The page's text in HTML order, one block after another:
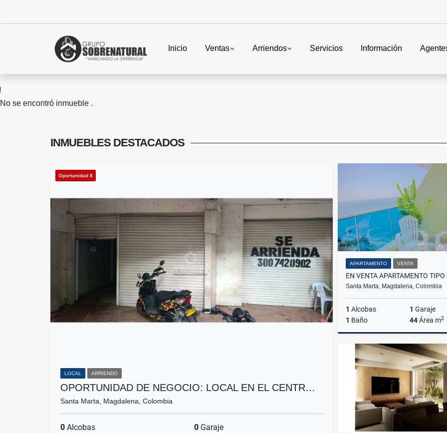
Inicio Ventas Arriendos Servicios Información
No se encontró inmueble .
INMUEBLES DESTACADOS
Oportunidad 8
LOCAL ARRIENDO
OPORTUNIDAD DE NEGOCIO: LOCAL EN EL CENTR…
Santa Marta, Magdalena, Colombia
0 Alcobas 0 Garaje
APARTAMENTO VENTA
Santa Marta, Magdalena, Colombia
1 Alcobas 1 Garaje
1 Baño 44Área m2
$598.000.000